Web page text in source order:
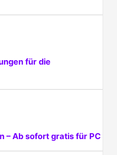
für die
– Ab sofort gratis für PC